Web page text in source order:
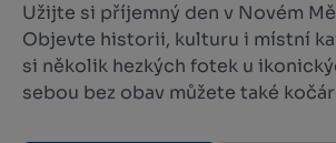
Užijte si příjemný den v Novém
Objevte historii, kulturu i místní
si několik hezkých fotek u
sebou bez obav můžete také